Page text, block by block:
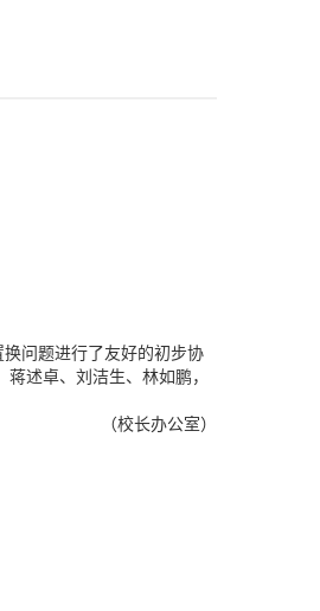
问题进行了友好的初步协
述卓、刘洁生、林如鹏，
（校长办公室）